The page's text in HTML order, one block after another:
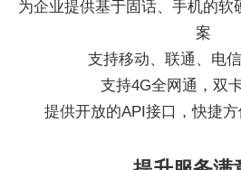
为企业提供基于固话、手机的软
案
支持移动、联通、电
支持4G全网通，双
提供开放的API接口，快捷